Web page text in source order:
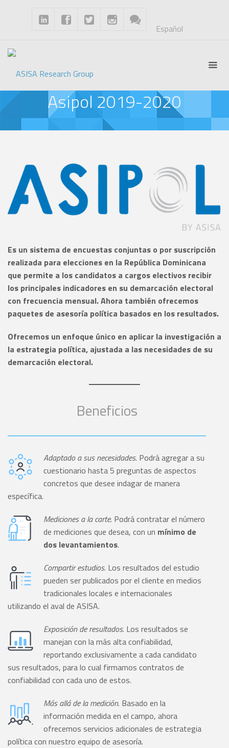
Español
Asipol 2019-2020
Es un sistema de encuestas conjuntas o por suscripción
realizada para elecciones en la República Dominicana
que permite a los candidatos a cargos electivos recibir
los principales indicadores en su demarcación electoral
con frecuencia mensual. Ahora también ofrecemos
paquetes de asesoría política basados en los resultados.
Ofrecemos un enfoque único en aplicar la investigación a
la estrategia política, ajustada a las necesidades de su
demarcación electoral.
Beneficios
Adaptado a sus necesidades. Podrá agregar a su
cuestionario hasta 5 preguntas de aspectos
concretos que desee indagar de manera
específica.
Mediciones a la carte. Podrá contratar el número
de mediciones que desea, con un mínimo de
dos levantamientos.
Compartir estudios. Los resultados del estudio
pueden ser publicados por el cliente en medios
tradicionales locales e internacionales
utilizando el aval de ASISA.
Exposición de resultados. Los resultados se
manejan con la más alta confiabilidad,
reportando exclusivamente a cada candidato
sus resultados, para lo cual firmamos contratos de
confiabilidad con cada uno de estos.
Más allá de la medición. Basado en la
información medida en el campo, ahora
ofrecemos servicios adicionales de estrategia
política con nuestro equipo de asesoría.